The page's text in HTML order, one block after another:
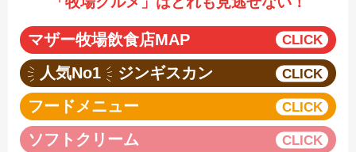
マザー牧場飲食店MAP
人気No1
ジンギスカン
フードメニュー
ソフトクリーム